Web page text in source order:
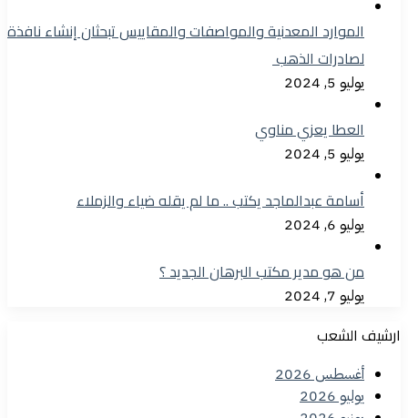
الموارد المعدنية والمواصفات والمقاييس تبحثان إنشاء نافذة
لصادرات الذهب
يوليو 5, 2024
العطا يعزي مناوي
يوليو 5, 2024
أسامة عبدالماجد يكتب .. ما لم يقله ضياء والزملاء
يوليو 6, 2024
من هو مدير مكتب البرهان الجديد ؟
يوليو 7, 2024
ارشيف الشعب
أغسطس 2026
يوليو 2026